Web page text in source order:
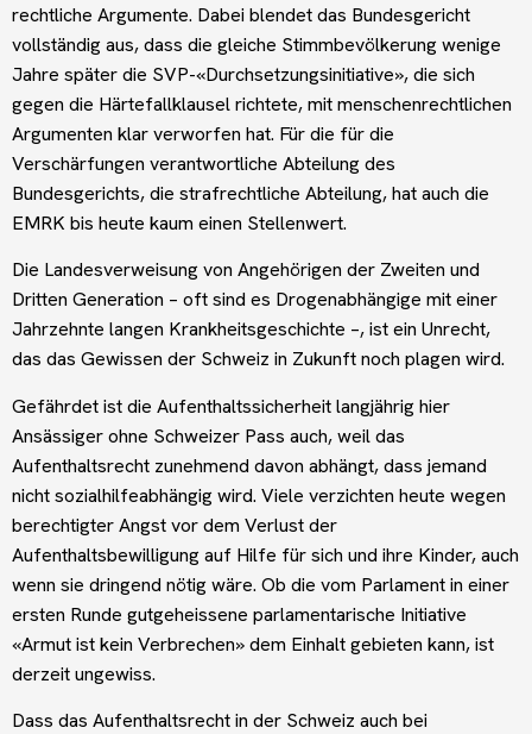
rechtliche Argumente. Dabei blendet das Bundesgericht
vollständig aus, dass die gleiche Stimmbevölkerung wenige
Jahre später die SVP-«Durchsetzungsinitiative», die sich
gegen die Härtefallklausel richtete, mit menschenrechtlichen
Argumenten klar verworfen hat. Für die für die
Verschärfungen verantwortliche Abteilung des
Bundesgerichts, die strafrechtliche Abteilung, hat auch die
EMRK bis heute kaum einen Stellenwert.
Die Landesverweisung von Angehörigen der Zweiten und
Dritten Generation – oft sind es Drogenabhängige mit einer
Jahrzehnte langen Krankheitsgeschichte –, ist ein Unrecht,
das das Gewissen der Schweiz in Zukunft noch plagen wird.
Gefährdet ist die Aufenthaltssicherheit langjährig hier
Ansässiger ohne Schweizer Pass auch, weil das
Aufenthaltsrecht zunehmend davon abhängt, dass jemand
nicht sozialhilfeabhängig wird. Viele verzichten heute wegen
berechtigter Angst vor dem Verlust der
Aufenthaltsbewilligung auf Hilfe für sich und ihre Kinder, auch
wenn sie dringend nötig wäre. Ob die vom Parlament in einer
ersten Runde gutgeheissene parlamentarische Initiative
«Armut ist kein Verbrechen» dem Einhalt gebieten kann, ist
derzeit ungewiss.
Dass das Aufenthaltsrecht in der Schweiz auch bei